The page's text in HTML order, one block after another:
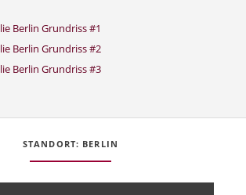
STANDORT: BERLIN